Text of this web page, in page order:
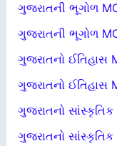
ગુજરાતની ભૂગોળ
ગુજરાતની ભૂગોળ
ગુજરાતનો ઈતિહાસ
ગુજરાતનો ઈતિહાસ
ગુજરાતનો સાંસ્કૃતિક
ગુજરાતનો સાંસ્કૃતિક